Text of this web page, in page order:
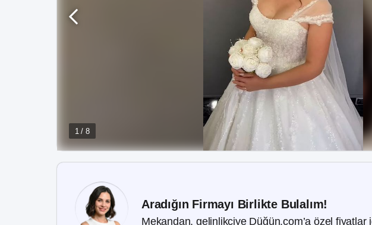
1 / 8
Aradığın Firmayı Birlikte Bulalım!
Mekandan, gelinlikçiye Düğün.com’a özel fiyatlar